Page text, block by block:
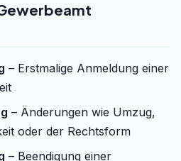
– Erstmalige Anmeldung einer
– Änderungen wie Umzug,
oder der Rechtsform
– Beendigung einer